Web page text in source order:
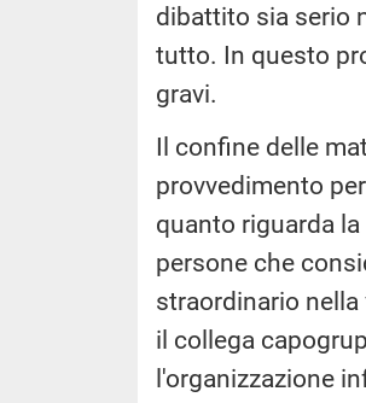
dibattito sia serio
tutto. In questo
gravi.
Il confine delle
provvedimento
quanto riguarda
persone che
straordinario
il collega
l'organizzazione